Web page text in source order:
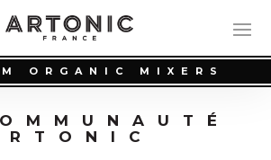
ORGANIC MIXERS